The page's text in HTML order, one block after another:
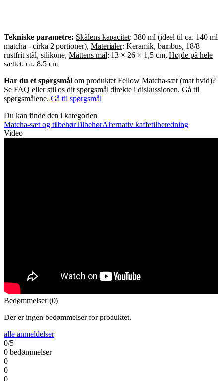
Tekniske parametre: Skålens kapacitet: 380 ml (ideel til ca. 140 ml
matcha - cirka 2 portioner), Materialer: Keramik, bambus, 18/8
rustfrit stål, silikone, Måttens mål: 13 × 26 × 1,5 cm, Højde på hele
sættet: ca. 8,5 cm
Har du et spørgsmål om produktet Fellow Matcha-sæt (mat hvid)?
Se FAQ eller stil os dit spørgsmål direkte i diskussionen. Gå til
spørgsmålene. Gå til spørgsmål
Du kan finde den i kategorien
Matcha-sæt og tilbehørTilbehørAlternativ kaffetilberedning
Video
Bedømmelser (0)
Der er ingen bedømmelser for produktet.
alle anmeldelser
0/5
0 bedømmelser
0
0
0